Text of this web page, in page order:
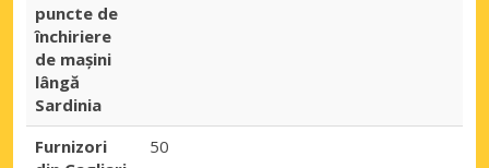
puncte de
închiriere
de mașini
lângă
Sardinia
Furnizori
50